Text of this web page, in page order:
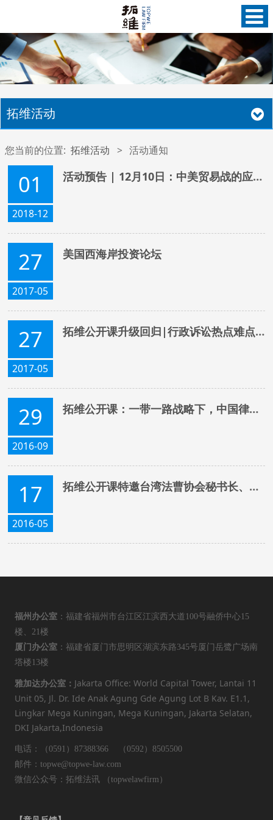
拓维活动
您当前的位置: 拓维活动 > 活动通知
01
2018-12
活动预告 | 12月10日：中美贸易战的应对与法律防范
27
2017-05
美国西海岸投资论坛
27
2017-05
拓维公开课升级回归|行政诉讼热点难点问题探析
29
2016-09
拓维公开课：一带一路战略下，中国律师如何协助企业“走出去”?——德国并购中的法律实务
17
2016-05
拓维公开课特邀台湾法曹协会秘书长、台北大学终身荣誉特聘教授陈荣传主讲《两岸法院裁判的比较观察：物权行为》
福州办公室 ：福建省福州市台江区江滨西大道100号融侨中心15
楼、21楼
厦门办公室 ：福建省厦门市思明区湖滨东路345号厦门岳鹭广场南
塔楼13楼
雅加达办公室： Jakarta Office: World Capital Tower, Lantai 11
Unit 05, Jl. Dr. Ide Anak Agung Gde Agung Lot B Kav. E1.1,
Lingkar Mega Kuningan, Mega Kuningan, Jakarta Selatan,
DKI Jakarta,Indonesia
电话：（0591）87388366 （0592）8505500
邮件：topwe@topwe-law.com
微信公众号：拓维法讯 （topwelawfirm）